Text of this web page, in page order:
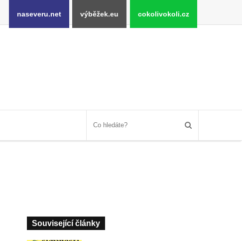
naseveru.net výběžek.eu cokolivokoli.cz
Související články